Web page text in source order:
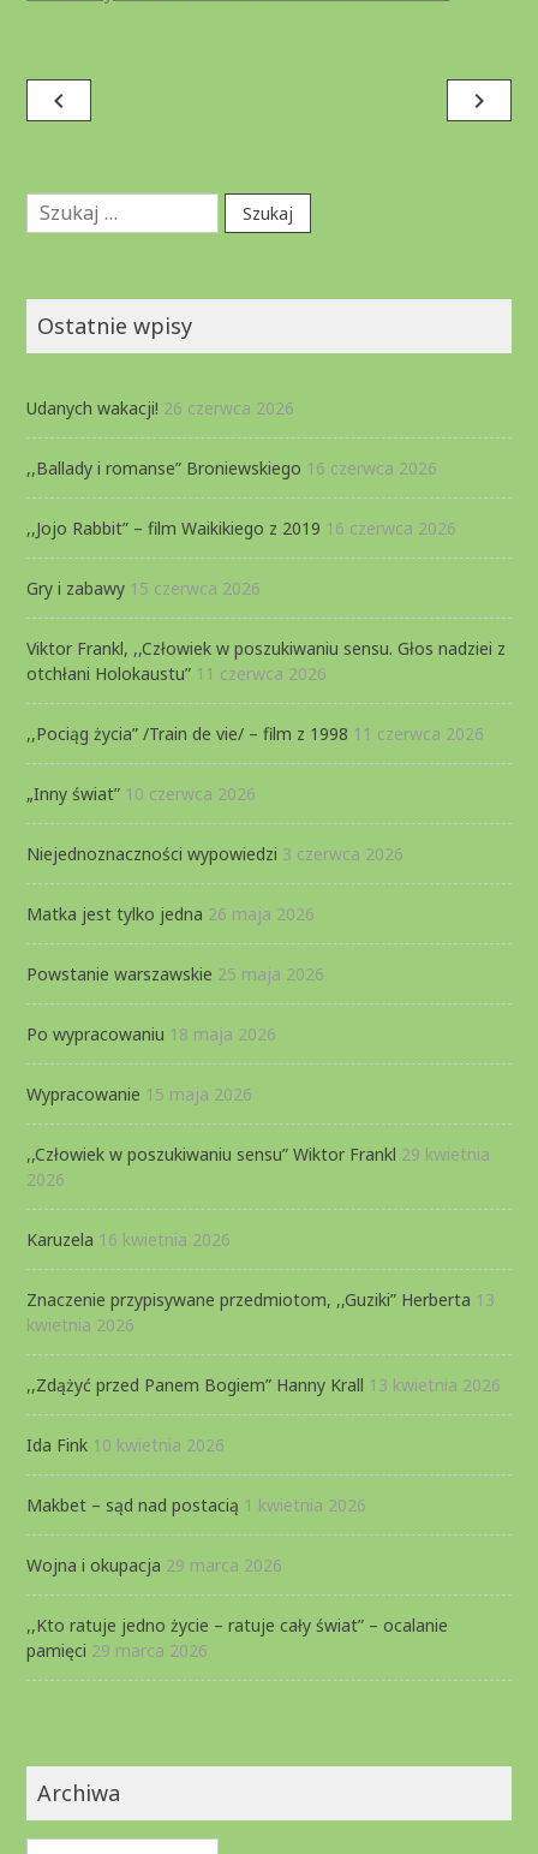
Nawigacja
wpisu
navigate_before navigate_next
Szukaj:
Ostatnie wpisy
Udanych wakacji! 26 czerwca 2026
,,Ballady i romanse” Broniewskiego 16 czerwca 2026
,,Jojo Rabbit” – film Waikikiego z 2019 16 czerwca 2026
Gry i zabawy 15 czerwca 2026
Viktor Frankl, ,,Człowiek w poszukiwaniu sensu. Głos nadziei z
otchłani Holokaustu” 11 czerwca 2026
,,Pociąg życia” /Train de vie/ – film z 1998 11 czerwca 2026
„Inny świat” 10 czerwca 2026
Niejednoznaczności wypowiedzi 3 czerwca 2026
Matka jest tylko jedna 26 maja 2026
Powstanie warszawskie 25 maja 2026
Po wypracowaniu 18 maja 2026
Wypracowanie 15 maja 2026
,,Człowiek w poszukiwaniu sensu” Wiktor Frankl 29 kwietnia
2026
Karuzela 16 kwietnia 2026
Znaczenie przypisywane przedmiotom, ,,Guziki” Herberta 13
kwietnia 2026
,,Zdążyć przed Panem Bogiem” Hanny Krall 13 kwietnia 2026
Ida Fink 10 kwietnia 2026
Makbet – sąd nad postacią 1 kwietnia 2026
Wojna i okupacja 29 marca 2026
,,Kto ratuje jedno życie – ratuje cały świat” – ocalanie
pamięci 29 marca 2026
Archiwa